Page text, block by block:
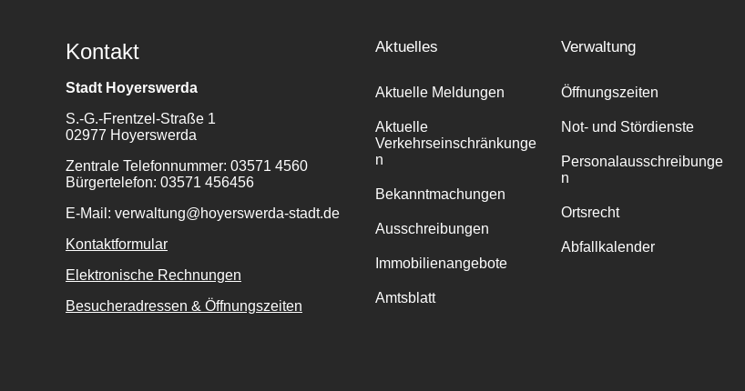
Kontakt
Stadt Hoyerswerda
S.-G.-Frentzel-Straße 1
02977 Hoyerswerda
Zentrale Telefonnummer: 03571 4560
Bürgertelefon: 03571 456456
E-Mail: verwaltung@hoyerswerda-stadt.de
Kontaktformular
Elektronische Rechnungen
Besucheradressen & Öffnungszeiten
Aktuelles
Aktuelle Meldungen
Aktuelle
Verkehrseinschränkunge
n
Bekanntmachungen
Ausschreibungen
Immobilienangebote
Amtsblatt
Verwaltung
Öffnungszeiten
Not- und Stördienste
Personalausschreibunge
n
Ortsrecht
Abfallkalender